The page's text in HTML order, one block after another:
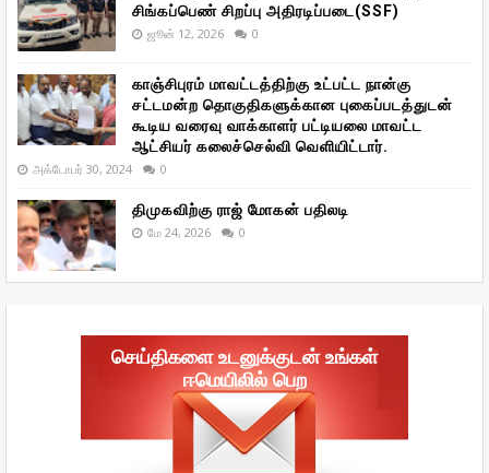
சிங்கப்பெண் சிறப்பு அதிரடிப்படை(SSF)
ஜூன் 12, 2026 0
காஞ்சிபுரம் மாவட்டத்திற்கு உட்பட்ட நான்கு
சட்டமன்ற தொகுதிகளுக்கான புகைப்படத்துடன்
கூடிய வரைவு வாக்காளர் பட்டியலை மாவட்ட
ஆட்சியர் கலைச்செல்வி வெளியிட்டார்.
அக்டோபர் 30, 2024 0
திமுகவிற்கு ராஜ் மோகன் பதிலடி
மே 24, 2026 0
செய்திகளை உடனுக்குடன் உங்கள்
ஈமெயிலில் பெற